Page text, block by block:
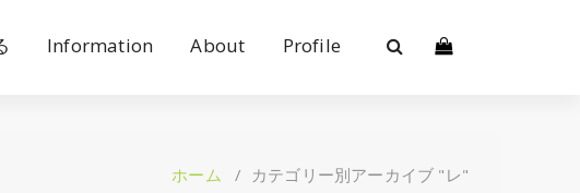
Information About Profile
ホーム / カテゴリー別アーカイブ "レ"